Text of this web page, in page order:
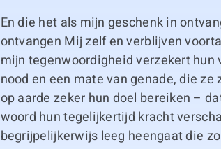
En die het als mijn geschenk in
ontvangen Mij zelf en verblijven
mijn tegenwoordigheid verzekert
nood en een mate van genade, die
op aarde zeker hun doel bereiken –
woord hun tegelijkertijd kracht
begrijpelijkerwijs leeg heengaat die